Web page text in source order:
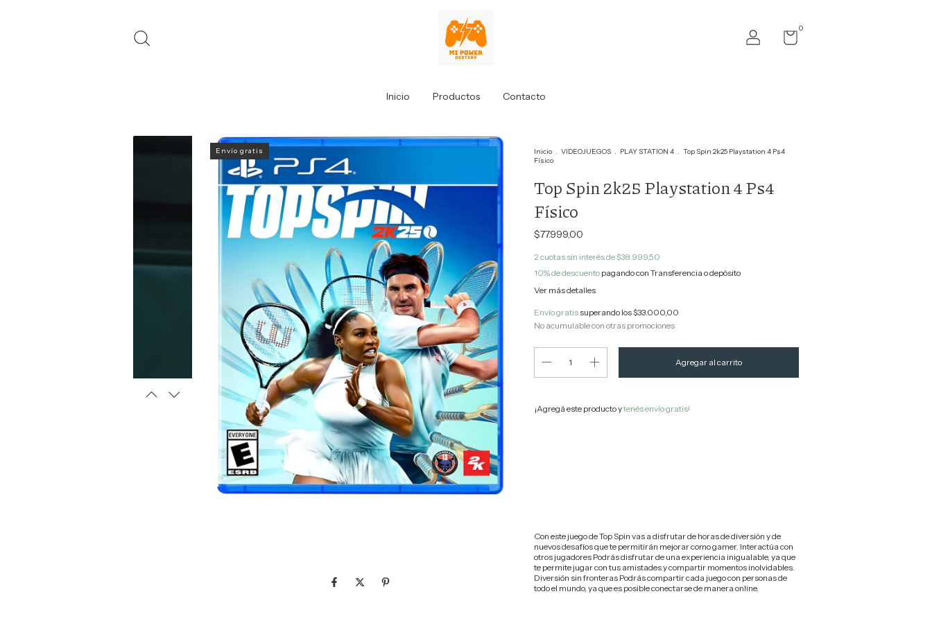
0
Inicio Productos Contacto
Envío gratis Inicio . VIDEOJUEGOS . PLAY STATION 4 . Top Spin 2k25 Playstation 4 Ps4
Físico
Top Spin 2k25 Playstation 4 Ps4
Físico
$77.999,00
2 cuotas sin interés de $38.999,50
10% de descuentopagando con Transferencia o depósito
Ver más detalles
Envío gratis superando los$33.000,00
No acumulable con otras promociones
¡Agregá este producto ytenés envío gratis!
Con este juego de Top Spin vas a disfrutar de horas de diversión y de
nuevos desafíos que te permitirán mejorar como gamer. Interactúa con
otros jugadores Podrás disfrutar de una experiencia inigualable, ya que
te permite jugar con tus amistades y compartir momentos inolvidables.
Diversión sin fronteras Podrás compartir cada juego con personas de
todo el mundo, ya que es posible conectarse de manera online.